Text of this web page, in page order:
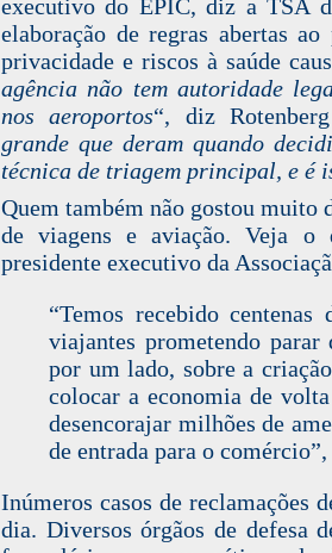
executivo do EPIC, diz a TSA
elaboração de regras abertas
privacidade e riscos à saúde
agência não tem autoridade
nos aeroportos“, diz
grande que deram quando
técnica de triagem principal, e é
Quem também não gostou muito
de viagens e aviação. Veja o
presidente executivo da
“Temos recebido
viajantes prometendo
por um lado, sobre a
colocar a economia de
desencorajar milhões de
de entrada para o
Inúmeros casos de reclamações
dia. Diversos órgãos de defesa